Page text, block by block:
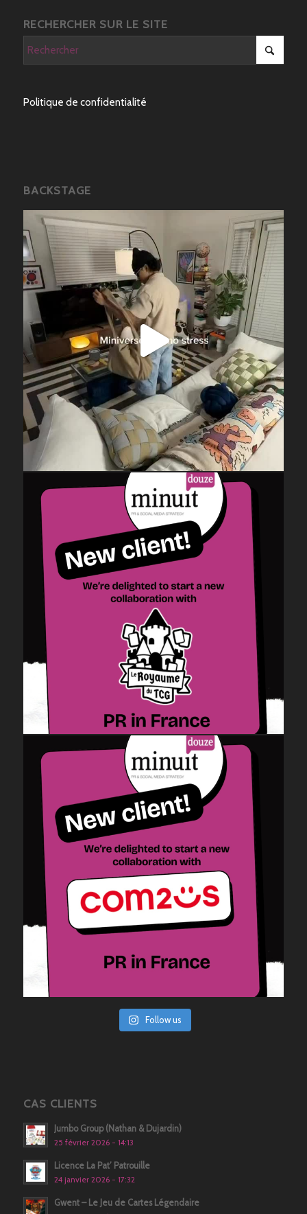
RECHERCHER SUR LE SITE
Politique de confidentialité
BACKSTAGE
Follow us
CAS CLIENTS
Jumbo Group (Nathan & Dujardin)
25 février 2026 - 14:13
Licence La Pat’ Patrouille
24 janvier 2026 - 17:32
Gwent – Le Jeu de Cartes Légendaire